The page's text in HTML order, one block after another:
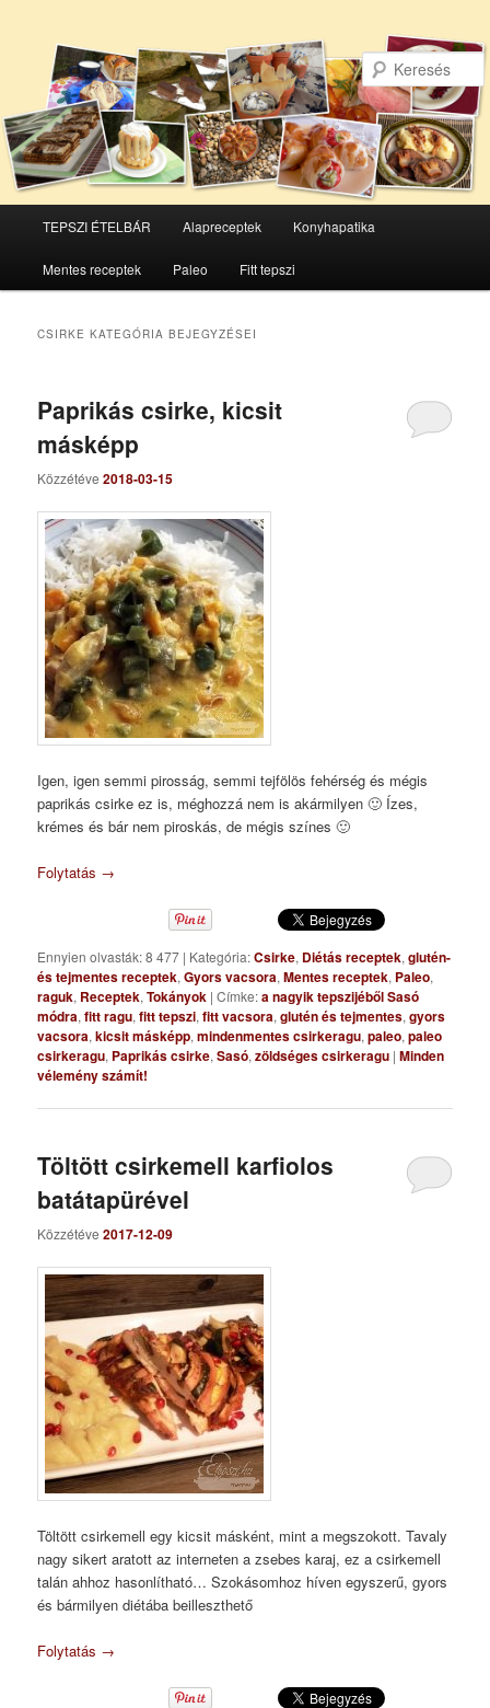
Tovább
az
Tovább
a
TEPSZI ÉTELBÁR Alapreceptek Konyhapatika
Mentes receptek Paleo Fitt tepszi
CSIRKE KATEGÓRIA BEJEGYZÉSEI
Paprikás csirke, kicsit
másképp
Közzétéve2018-03-15
Igen, igen semmi pirosság, semmi tejfölös fehérség és mégis
paprikás csirke ez is, méghozzá nem is akármilyen 🙂 Ízes,
krémes és bár nem piroskás, de mégis színes 🙂
Folytatás →
Ennyien olvasták: 8 477 | Kategória:Csirke, Diétás receptek,glutén-
és tejmentes receptek,Gyors vacsora,Mentes receptek, Paleo,
raguk, Receptek,Tokányok |Címke:a nagyik tepszijéből Sasó
módra,fitt ragu,fitt tepszi,fitt vacsora,glutén és tejmentes,gyors
vacsora,kicsit másképp,mindenmentes csirkeragu,paleo,paleo
csirkeragu, Paprikás csirke,Sasó,zöldséges csirkeragu |Minden
vélemény számít!
Töltött csirkemell karfiolos
batátapürével
Közzétéve2017-12-09
Töltött csirkemell egy kicsit másként, mint a megszokott. Tavaly
nagy sikert aratott az interneten a zsebes karaj, ez a csirkemell
talán ahhoz hasonlítható… Szokásomhoz híven egyszerű, gyors
és bármilyen diétába beilleszthető
Folytatás →